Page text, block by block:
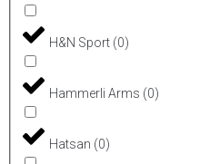
H&N Sport (0)
Hammerli Arms (0)
Hatsan (0)